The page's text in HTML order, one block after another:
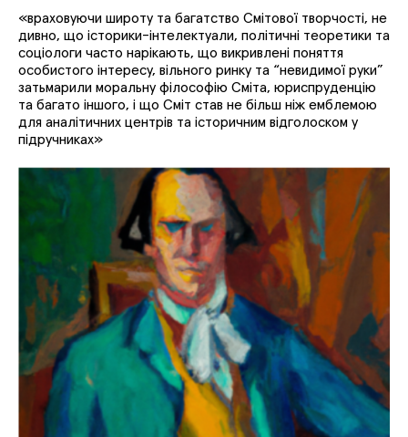
«враховуючи широту та багатство Смітової творчості, не
дивно, що історики-інтелектуали, політичні теоретики та
соціологи часто нарікають, що викривлені поняття
особистого інтересу, вільного ринку та “невидимої руки”
затьмарили моральну філософію Сміта, юриспруденцію
та багато іншого, і що Сміт став не більш ніж емблемою
для аналітичних центрів та історичним відголоском у
підручниках»